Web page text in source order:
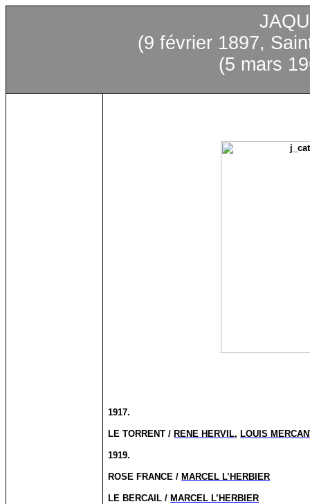
(9 février 1897,
(5 mars
1917.
LE TORRENT / RENE HERVIL, LOUIS
1919.
ROSE FRANCE / MARCEL L’HERBIER
LE BERCAIL / MARCEL L’HERBIER